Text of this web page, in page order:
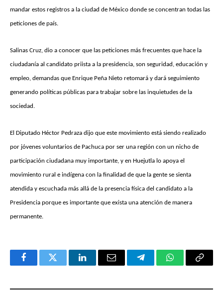
mandar estos registros a la ciudad de México donde se concentran todas las
peticiones de país.
Salinas Cruz, dio a conocer que las peticiones más frecuentes que hace la
ciudadanía al candidato priista a la presidencia, son seguridad, educación y
empleo, demandas que Enrique Peña Nieto retomará y dará seguimiento
generando políticas públicas para trabajar sobre las inquietudes de la
sociedad.
El Diputado Héctor Pedraza dijo que este movimiento está siendo realizado
por jóvenes voluntarios de Pachuca por ser una región con un nicho de
participación ciudadana muy importante, y en Huejutla lo apoya el
movimiento rural e indígena con la finalidad de que la gente se sienta
atendida y escuchada más allá de la presencia física del candidato a la
Presidencia porque es importante que exista una atención de manera
permanente.
FacebookTwitter LinkedInEmail TelegramWhatsApp
Copy